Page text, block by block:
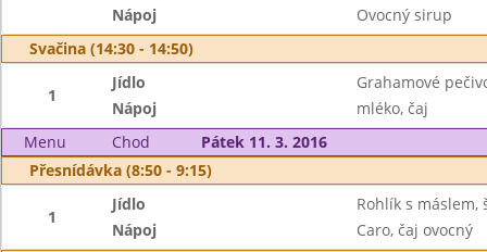
Nápoj
Ovocný sirup
Svačina (14:30 - 14:50)
1
Jídlo
Grahamové
Nápoj
mléko, čaj
Menu
Chod
Pátek 11. 3. 2016
Přesnídávka (8:50 - 9:15)
1
Jídlo
Rohlík s máslem,
Nápoj
Caro, čaj ovocný